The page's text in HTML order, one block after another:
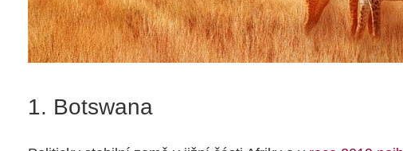
1. Botswana